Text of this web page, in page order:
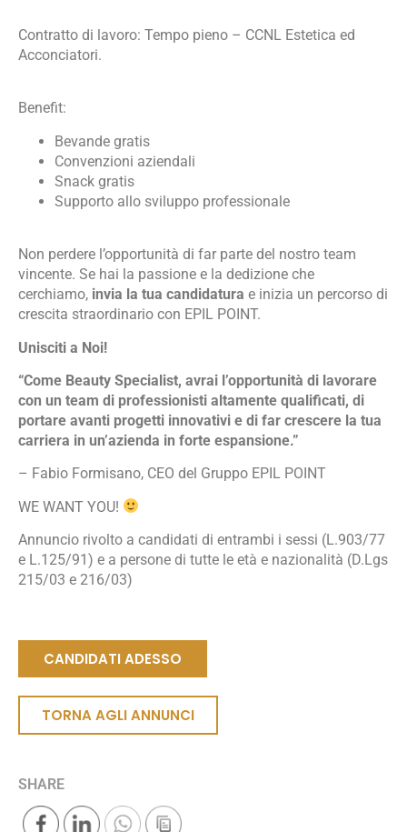
Contratto di lavoro: Tempo pieno – CCNL Estetica ed
Acconciatori.
Benefit:
Bevande gratis
Convenzioni aziendali
Snack gratis
Supporto allo sviluppo professionale
Non perdere l’opportunità di far parte del nostro team
vincente. Se hai la passione e la dedizione che
cerchiamo, invia la tua candidatura e inizia un percorso di
crescita straordinario con EPIL POINT.
Unisciti a Noi!
“Come Beauty Specialist, avrai l’opportunità di lavorare
con un team di professionisti altamente qualificati, di
portare avanti progetti innovativi e di far crescere la tua
carriera in un’azienda in forte espansione.”
– Fabio Formisano, CEO del Gruppo EPIL POINT
WE WANT YOU!
Annuncio rivolto a candidati di entrambi i sessi (L.903/77
e L.125/91) e a persone di tutte le età e nazionalità (D.Lgs
215/03 e 216/03)
CANDIDATI ADESSO
TORNA AGLI ANNUNCI
SHARE